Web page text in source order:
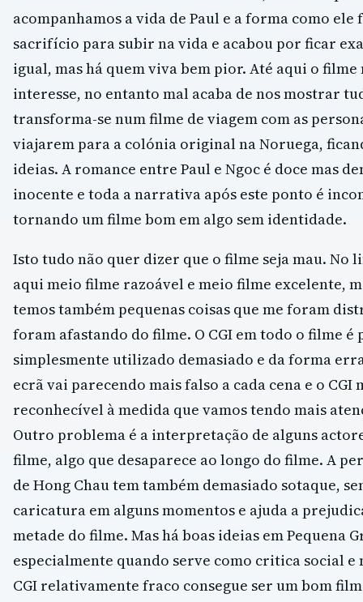
acompanhamos a vida de Paul e a forma como ele
sacrifício para subir na vida e acabou por ficar
igual, mas há quem viva bem pior. Até aqui o filme
interesse, no entanto mal acaba de nos mostrar
transforma-se num filme de viagem com as
viajarem para a colónia original na Noruega,
ideias. A romance entre Paul e Ngoc é doce mas
inocente e toda a narrativa após este ponto é
tornando um filme bom em algo sem identidade.
Isto tudo não quer dizer que o filme seja mau. No
aqui meio filme razoável e meio filme excelente,
temos também pequenas coisas que me foram
foram afastando do filme. O CGI em todo o filme é
simplesmente utilizado demasiado e da forma
ecrã vai parecendo mais falso a cada cena e o CGI
reconhecível à medida que vamos tendo mais
Outro problema é a interpretação de alguns
filme, algo que desaparece ao longo do filme. A
de Hong Chau tem também demasiado sotaque,
caricatura em alguns momentos e ajuda a
metade do filme. Mas há boas ideias em Pequena
especialmente quando serve como critica social e
CGI relativamente fraco consegue ser um bom